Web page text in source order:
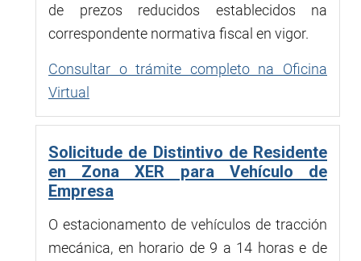
de prezos reducidos establecidos na
correspondente normativa fiscal en vigor.
Consultar o trámite completo na Oficina
Virtual
Solicitude de Distintivo de Residente
en Zona XER para Vehículo de
Empresa
O estacionamento de vehículos de tracción
mecánica, en horario de 9 a 14 horas e de